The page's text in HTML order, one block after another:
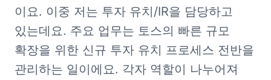
이요. 이중 저는 투자 유치/IR을 담당하고
있는데요. 주요 업무는 토스의 빠른 규모
확장을 위한 신규 투자 유치 프로세스 전반을
관리하는 일이에요. 각자 역할이 나누어져